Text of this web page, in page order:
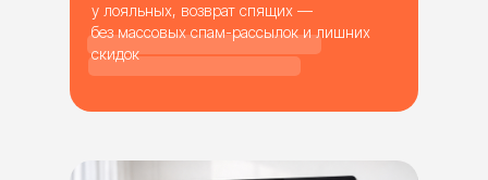
у лояльных, возврат спящих —
без массовых спам-рассылок и лишних
скидок